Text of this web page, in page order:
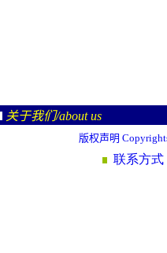
关于我们/about us
版权声明
联系方式